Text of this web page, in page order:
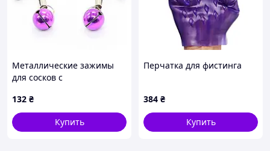
Металлические зажимы
для сосков с
фиолетовые
132 ₴
Купить
Перчатка для фистинга
384 ₴
Купить